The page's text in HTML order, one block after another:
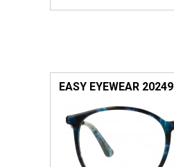
EASY EYEWEAR 20249